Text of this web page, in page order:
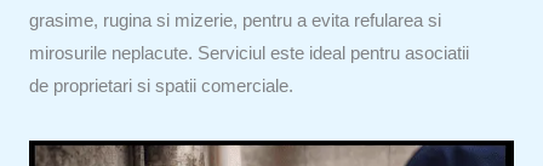
grasime, rugina si mizerie, pentru a evita refularea si
mirosurile neplacute. Serviciul este ideal pentru asociatii
de proprietari si spatii comerciale.